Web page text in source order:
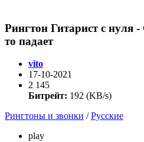
Рингтон Гитарист с нуля
то падает
vito
17-10-2021
2 145
Битрейт: 192 (KB/s)
Рингтоны и звонки /Русские
play